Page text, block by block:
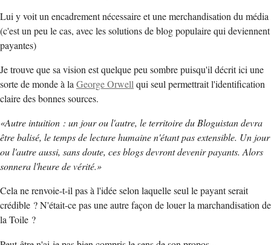
Lui y voit un encadrement nécessaire et une merchandisation du média
(c'est un peu le cas, avec les solutions de blog populaire qui deviennent
payantes)
Je trouve que sa vision est quelque peu sombre puisqu'il décrit ici une
sorte de monde à laGeorge Orwellqui seul permettrait l'identification
claire des bonnes sources.
Autre intuition : un jour ou l'autre, le territoire du Bloguistan devra
être balisé, le temps de lecture humaine n'étant pas extensible. Un jour
ou l'autre aussi, sans doute, ces blogs devront devenir payants. Alors
sonnera l'heure de vérité.
Cela ne renvoie-t-il pas à l'idée selon laquelle seul le payant serait
crédible ? N'était-ce pas une autre façon de louer la marchandisation de
la Toile ?